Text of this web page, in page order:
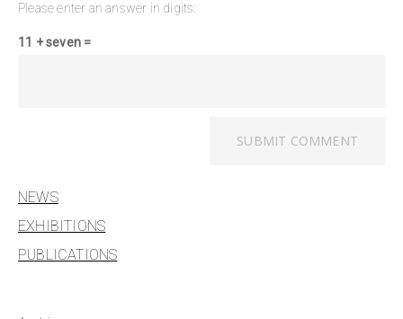
Please enter an answer in digits:
11 + seven =
NEWS
EXHIBITIONS
PUBLICATIONS